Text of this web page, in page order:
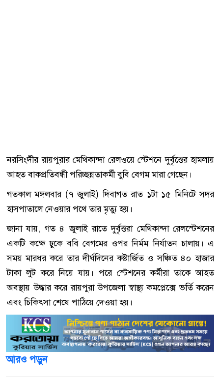
নরসিংদীর রায়পুরার মেথিকান্দা রেলওয়ে স্টেশনে দুর্বৃত্তের হামলায়
আহত বাকপ্রতিবন্ধী পরিচ্ছন্নতাকর্মী বুবি বেগম মারা গেছেন।
গতকাল মঙ্গলবার (৭ জুলাই) দিবাগত রাত ১টা ১৫ মিনিটে সদর
হাসপাতালে নেওয়ার পথে তার মৃত্যু হয়।
জানা যায়, গত ৪ জুলাই রাতে দুর্বৃত্তরা মেথিকান্দা রেলস্টেশনের
একটি কক্ষে ঢুকে ববি বেগমের ওপর নির্মম নির্যাতন চালায়। এ
সময় মারধর করে তার দীর্ঘদিনের কষ্টার্জিত ও সঞ্চিত ৪০ হাজার
টাকা লুট করে নিয়ে যায়। পরে স্টেশনের কর্মীরা তাকে আহত
অবস্থায় উদ্ধার করে রায়পুরা উপজেলা স্বাস্থ্য কমপ্লেক্সে ভর্তি করেন
এবং চিকিৎসা শেষে পাঠিয়ে দেওয়া হয়।
আরও পড়ুন